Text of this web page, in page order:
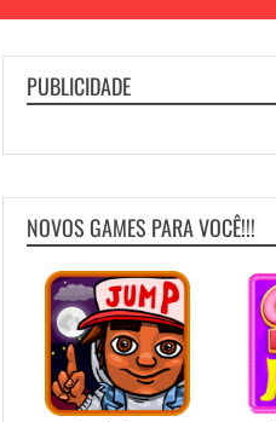
PUBLICIDADE
NOVOS GAMES PARA VOCÊ!!!